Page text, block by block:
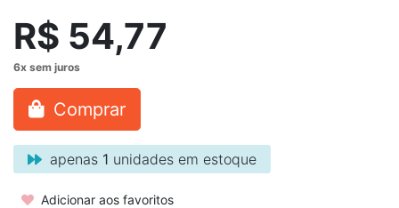
R$ 54,77
Comprar
apenas 1 unidades em estoque
Adicionar aos favoritos